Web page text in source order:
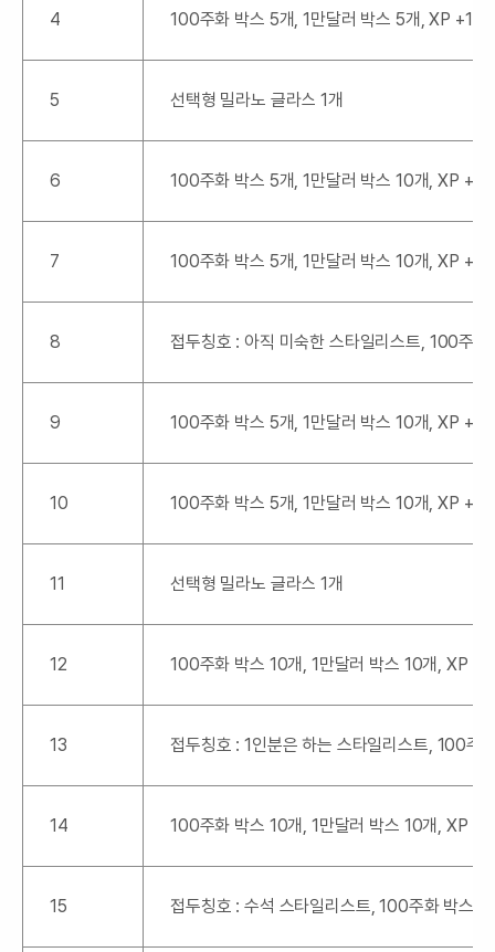
4 100주화 박스 5개, 1만달러 박스 5개, XP
5 선택형 밀라노 글라스 1개
6 100주화 박스 5개, 1만달러 박스 10개, XP
7 100주화 박스 5개, 1만달러 박스 10개, XP
8 접두칭호 : 아직 미숙한 스타일리스트, 100주
9 100주화 박스 5개, 1만달러 박스 10개, XP
10 100주화 박스 5개, 1만달러 박스 10개, XP
11 선택형 밀라노 글라스 1개
12 100주화 박스 10개, 1만달러 박스 10개, XP
13 접두칭호 : 1인분은 하는 스타일리스트, 100
14 100주화 박스 10개, 1만달러 박스 10개, XP
15 접두칭호 : 수석 스타일리스트, 100주화 박스